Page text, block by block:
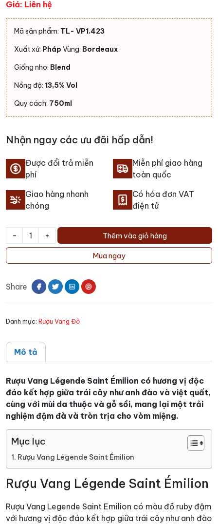
Giá: Liên hệ
Mã sản phẩm: TL- VP1.423
Xuất xứ: Pháp Vùng: Bordeaux
Giống nho: Blend
Nồng độ: 13,5% Vol
Quy cách: 750ml
Nhận ngay các ưu đãi hấp dẫn!
Được đổi trả miễn
phí
Miễn phí giao hàng
toàn quốc
Giao hàng nhanh
chóng
Có hóa đơn VAT
điện tử
-
Rượu
Légende
Émilion
+ Thêm vào giỏ hàng
Mua ngay
Share
Danh mục: Rượu Vang Đỏ
Mô tả
Rượu Vang Légende Saint Émilion có hương vị độc
đáo kết hợp giữa trái cây như anh đào và việt quất,
cùng với mùi da thuộc và gỗ sồi, mang lại một trải
nghiệm đậm đà và tròn trịa cho vòm miệng.
Mục lục
Rượu Vang Légende Saint Émilion
Rượu Vang Légende Saint Émilion
Rượu Vang Legende Saint Emilion có màu đỏ ruby đậm
với hương vị độc đáo kết hợp giữa trái cây như anh đào